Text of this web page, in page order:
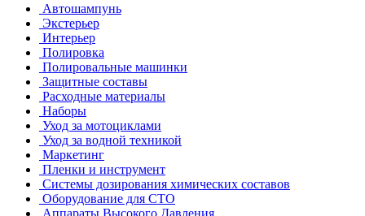
Автошампунь
Экстерьер
Интерьер
Полировка
Полировальные машинки
Защитные составы
Расходные материалы
Наборы
Уход за мотоциклами
Уход за водной техникой
Маркетинг
Пленки и инструмент
Системы дозирования химических составов
Оборудование для СТО
Аппараты Высокого Давления